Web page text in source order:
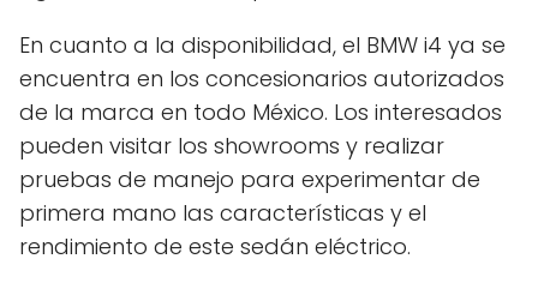
En cuanto a la disponibilidad, el BMW i4 ya se
encuentra en los concesionarios autorizados
de la marca en todo México. Los interesados
pueden visitar los showrooms y realizar
pruebas de manejo para experimentar de
primera mano las características y el
rendimiento de este sedán eléctrico.